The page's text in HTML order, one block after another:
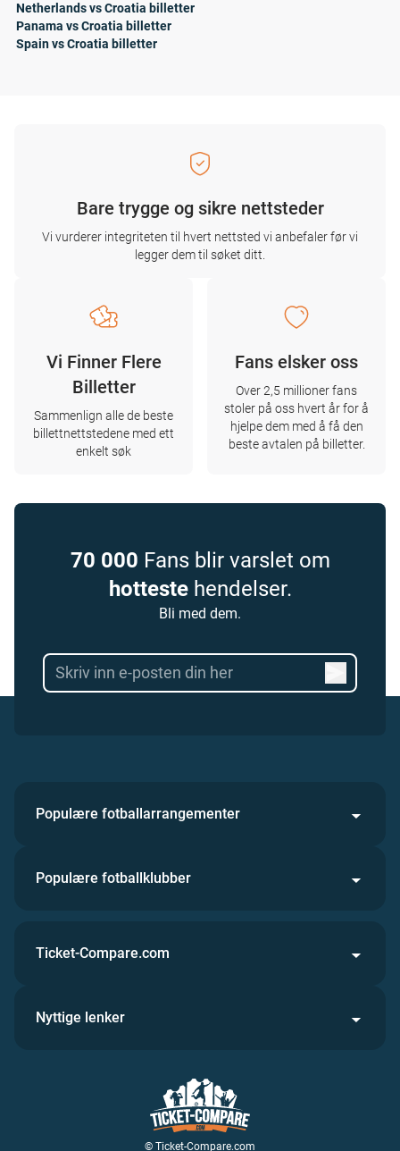
Netherlands vs Croatia billetter
Panama vs Croatia billetter
Spain vs Croatia billetter
Bare trygge og sikre nettsteder
Vi vurderer integriteten til hvert nettsted vi anbefaler før vi
legger dem til søket ditt.
Vi Finner Flere
Billetter
Sammenlign alle de beste
billettnettstedene med ett
enkelt søk
Fans elsker oss
Over 2,5 millioner fans
stoler på oss hvert år for å
hjelpe dem med å få den
beste avtalen på billetter.
70 000 Fans blir varslet om
hottestehendelser.
Bli med dem.
Populære fotballarrangementer
Populære fotballklubber
© Ticket-Compare.com
Ticket-Compare.com
Nyttige lenker